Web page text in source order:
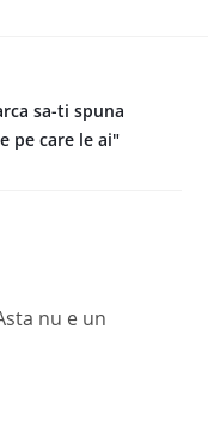
sa-ti spuna
pe care le ai"
nu e un